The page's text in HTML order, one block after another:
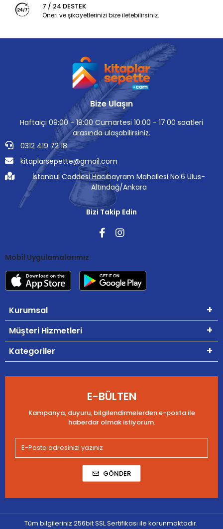
7 / 24 DESTEK
Öneri ve şikayetlerinizi bize iletebilirsiniz.
Bize Ulaşın
Haftaiçi 09:00 - 19:00 Cumartesi 10:00 - 17:00 saatleri
arasında ulaşabilirsiniz.
0312 419 72 18
kitaplarsepette@gmail.com
İstanbul Caddesi Hacıbayram Mahallesi No:6 Ulus-
Altındağ/Ankara
Bizi Takip Edin
Mobil Uygulamalarımız
Kurumsal
Müşteri Hizmetleri
Kategoriler
E-BÜLTEN
Kampanya, duyuru, bilgilendirmelerden e-posta ile
haberdar olmak istiyorum.
GÖNDER
Tüm bilgileriniz 256bit SSL Sertifikası ile korunmaktadır.